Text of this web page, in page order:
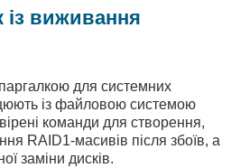
із виживання
для системних
із файловою системою
команди для створення,
RAID1-масивів після збоїв, а
заміни дисків.